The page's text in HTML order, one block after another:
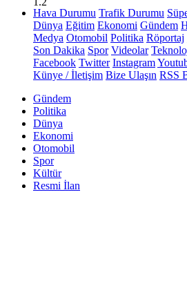
Hava Durumu Trafik Durumu
Dünya Eğitim Ekonomi Gündem
Medya Otomobil Politika Röportaj
Son Dakika Spor Videolar
Facebook Twitter Instagram
Künye / İletişim Bize Ulaşın RSS
Gündem
Politika
Dünya
Ekonomi
Otomobil
Spor
Kültür
Resmi İlan